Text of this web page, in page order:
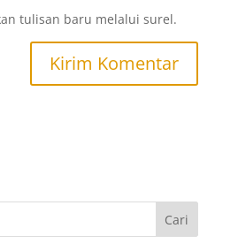
tulisan baru melalui surel.